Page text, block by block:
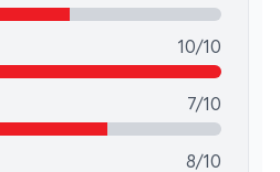
10/10
7/10
8/10